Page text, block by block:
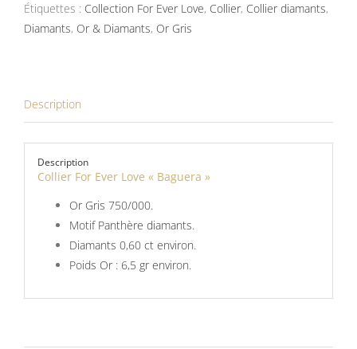
Étiquettes : Collection For Ever Love, Collier, Collier diamants,
Diamants, Or & Diamants, Or Gris
Description
Description
Collier For Ever Love « Baguera »
Or Gris 750/000.
Motif Panthère diamants.
Diamants 0,60 ct environ.
Poids Or : 6,5 gr environ.